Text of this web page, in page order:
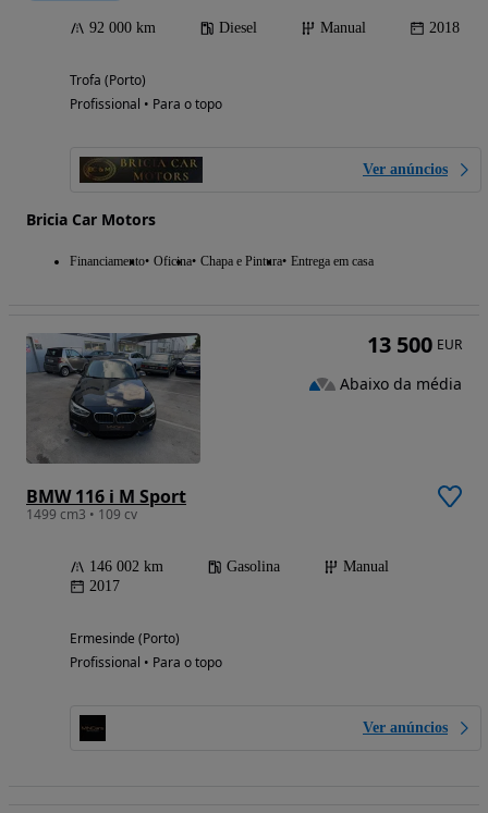
92 000 km Diesel Manual 2018
Trofa (Porto)
Profissional • Para o topo
Ver anúncios
Bricia Car Motors
Financiamento Oficina Chapa e Pintura Entrega em casa
BMW 116 i M Sport
1499 cm3 • 109 cv
146 002 km Gasolina
Manual
2017
Ermesinde (Porto)
Profissional • Para o topo
Ver anúncios
13 500 EUR
Abaixo da média